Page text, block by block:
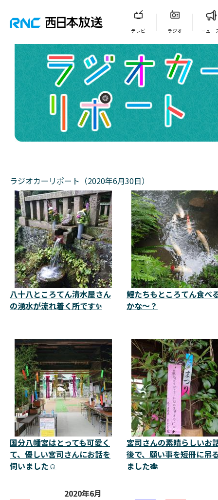
テレビ ラジオ ニュー
ラジオカーリポート（2020年6月30日）
八十八ところてん清水屋さん
の湧水が流れ着く所です✨
鯉たちもところてん食べ
かな～？
国分八幡宮はとっても可愛く
て、優しい宮司さんにお話を
伺いました☺️
宮司さんの素晴らしいお
後で、願い事を短冊に吊
ました🎋
2020年6月